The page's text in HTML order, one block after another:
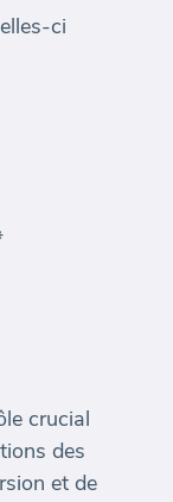
ci
crucial
des
et de